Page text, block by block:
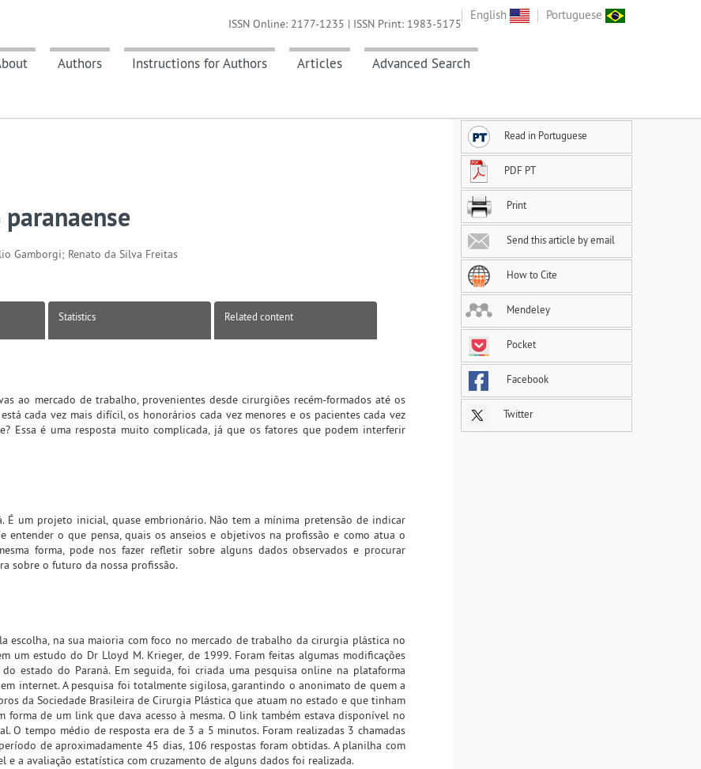
English Portuguese
Authors Instructions for Authors Articles Advanced Search
ISSN Online: 2177-1235 | ISSN Print: 1983-5175
Gamborgi; Renato da Silva Freitas
Statistics Related content
ao mercado de trabalho, provenientes desde cirurgiões recém-formados até os
cada vez mais difícil, os honorários cada vez menores e os pacientes cada vez
Essa é uma resposta muito complicada, já que os fatores que podem interferir
um projeto inicial, quase embrionário. Não tem a mínima pretensão de indicar
entender o que pensa, quais os anseios e objetivos na profissão e como atua o
forma, pode nos fazer refletir sobre alguns dados observados e procurar
sobre o futuro da nossa profissão.
escolha, na sua maioria com foco no mercado de trabalho da cirurgia plástica no
um estudo do Dr Lloyd M. Krieger, de 1999. Foram feitas algumas modificações
estado do Paraná. Em seguida, foi criada uma pesquisa online na plataforma
internet. A pesquisa foi totalmente sigilosa, garantindo o anonimato de quem a
da Sociedade Brasileira de Cirurgia Plástica que atuam no estado e que tinham
de um link que dava acesso à mesma. O link também estava disponível no
O tempo médio de resposta era de 3 a 5 minutos. Foram realizadas 3 chamadas
de aproximadamente 45 dias, 106 respostas foram obtidas. A planilha com
a avaliação estatística com cruzamento de alguns dados foi realizada.
Read in Portuguese
PDF PT
Print
Send this article by email
How to Cite
Mendeley
Pocket
Facebook
Twitter